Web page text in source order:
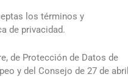
los términos y
de privacidad.
de Protección de Datos de
y del Consejo de 27 de abril